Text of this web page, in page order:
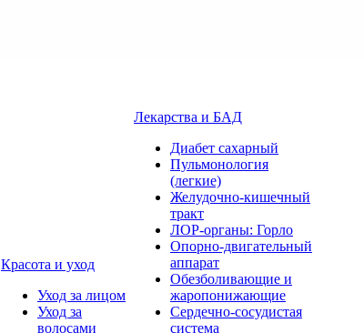
Красота и уход
Уход за лицом
Уход за
волосами
Лекарства и БАД
Диабет сахарный
Пульмонология
(легкие)
Желудочно-кишечный
тракт
ЛОР-органы: Горло
Опорно-двигательный
аппарат
Обезболивающие и
жаропонижающие
Сердечно-сосудистая
система